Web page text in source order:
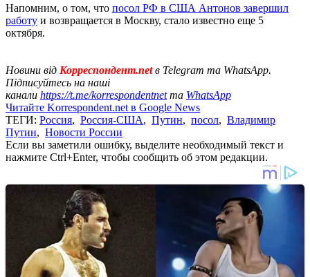
Напомним, о том, что посол РФ в США Антонов завершил
работу и возвращается в Москву, стало известно еще 5
октября.
Новини від Корреспондент.netв Telegram та WhatsApp.
Підписуйтесь на наші
канали https://t.me/korrespondentnetта WhatsApp
Читайте Korrespondent.net в Google News
ТЕГИ: Россия, Россия-США, Путин, посол, Владимир
Путин, Новости России
Если вы заметили ошибку, выделите необходимый текст и
нажмите Ctrl+Enter, чтобы сообщить об этом редакции.